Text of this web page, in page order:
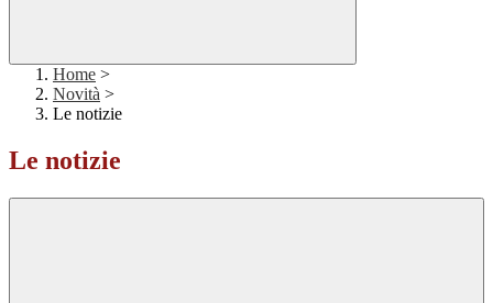
Home >
Novità >
Le notizie
Le notizie